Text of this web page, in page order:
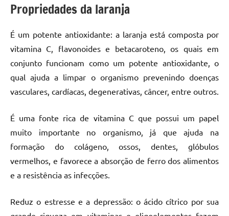
Propriedades da laranja
É um potente antioxidante: a laranja está composta por
vitamina C, flavonoides e betacaroteno, os quais em
conjunto funcionam como um potente antioxidante, o
qual ajuda a limpar o organismo prevenindo doenças
vasculares, cardíacas, degenerativas, câncer, entre outros.
É uma fonte rica de vitamina C que possui um papel
muito importante no organismo, já que ajuda na
formação do colágeno, ossos, dentes, glóbulos
vermelhos, e favorece a absorção de ferro dos alimentos
e a resistência as infecções.
Reduz o estresse e a depressão: o ácido cítrico por sua